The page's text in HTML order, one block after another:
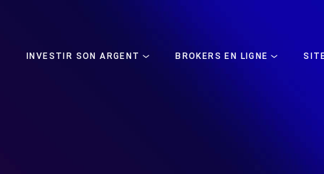
INVESTIR SON ARGENT BROKERS EN LIGNE